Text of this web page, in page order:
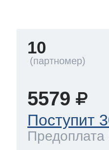
морозилок
холод.камер
10
5579
Поступит
Предоплата